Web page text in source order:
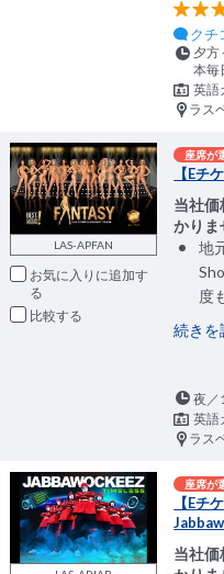
クチ
夕方
本毎
英語
ラス
LAS-APFAN
お気に入りに追加
比較
座席が
【Eチ
当社
かりま
地
度
続きを
夜／
英語
ラス
座席が
【Eチ
当社